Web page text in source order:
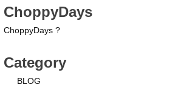
ChoppyDays
ChoppyDays ?
Category
BLOG